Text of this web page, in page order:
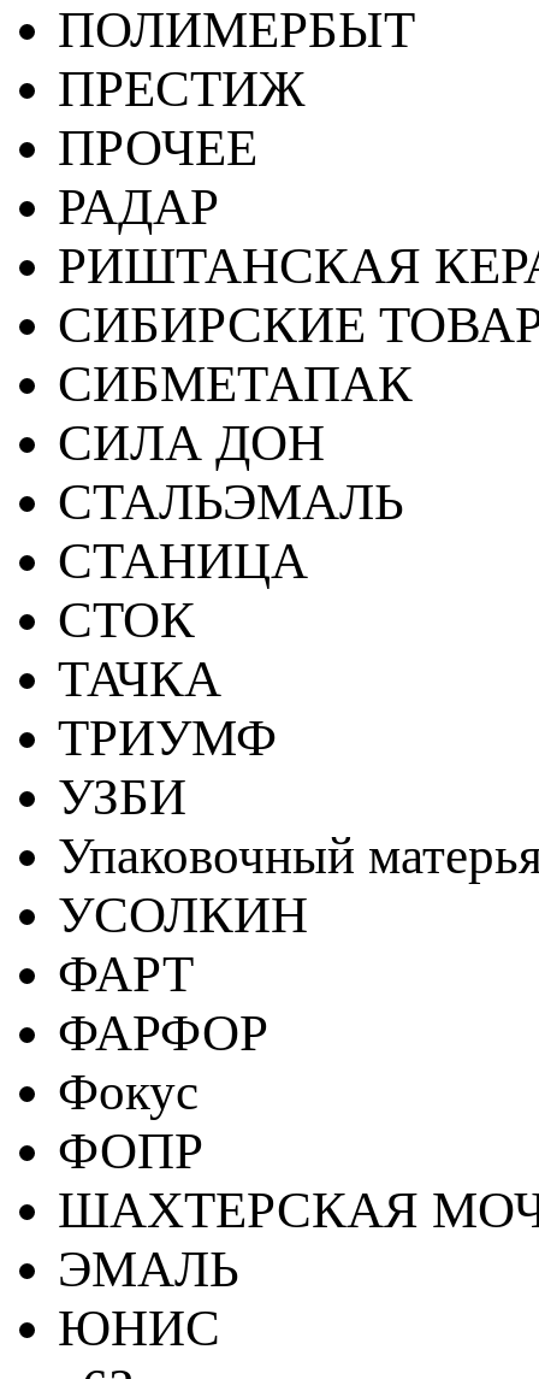
ПОЛИМЕРБЫТ
ПРЕСТИЖ
ПРОЧЕЕ
РАДАР
РИШТАНСКАЯ
СИБИРСКИЕ
СИБМЕТАПАК
СИЛА ДОН
СТАЛЬЭМАЛЬ
СТАНИЦА
СТОК
ТАЧКА
ТРИУМФ
УЗБИ
Упаковочный
УСОЛКИН
ФАРТ
ФАРФОР
Фокус
ФОПР
ШАХТЕРСКАЯ
ЭМАЛЬ
ЮНИС